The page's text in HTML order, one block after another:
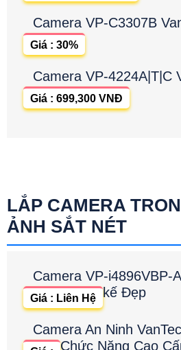
Camera VP-C3307B
Giá : 30%
Camera VP-4224A|T|C
Giá : 699,300 VNĐ
LẮP CAMERA
ẢNH SẮT NÉT
Camera VP-i4896VBP-
kế Đẹp
Giá : Liên Hệ
Camera An Ninh
Chức Năng Cao